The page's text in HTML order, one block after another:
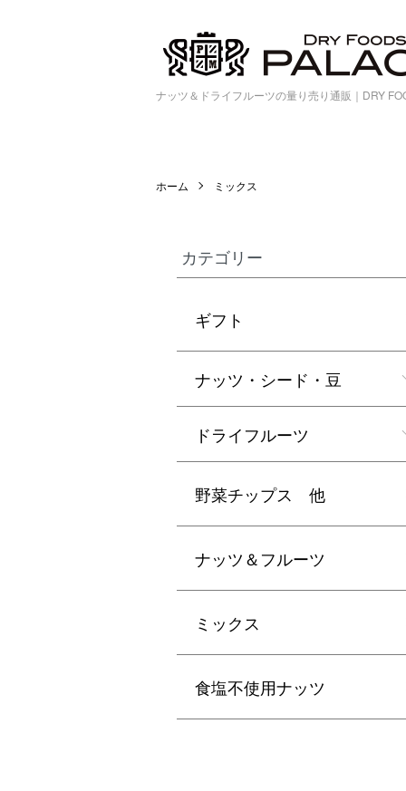
ナッツ＆ドライフルーツの量り売り通販｜DRY
ホーム ミックス
カテゴリー
ギフト
ナッツ・シード・豆
ドライフルーツ
野菜チップス 他
ナッツ＆フルーツ
ミックス
食塩不使用ナッツ